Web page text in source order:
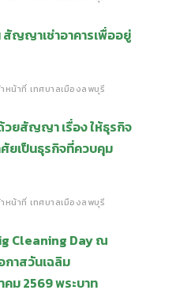
ญญาเช่าอาคารเพื่ออยู่
าหน้าที่ เทศบาลเมืองลพบุรี
วยสัญญา เรื่อง ให้ธุรกิจ
ศัยเป็นธุรกิจที่ควบคุม
าหน้าที่ เทศบาลเมืองลพบุรี
Cleaning Day ณ
กาสวันเฉลิม
ม 2569 พระบาท